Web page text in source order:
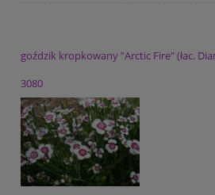
goździk kropkowany "Arctic Fire" (łac.
3080